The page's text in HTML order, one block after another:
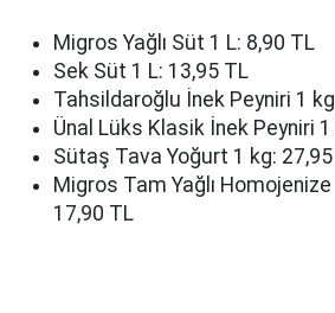
Migros Yağlı Süt 1 L: 8,90 TL
Sek Süt 1 L: 13,95 TL
Tahsildaroğlu İnek Peyniri 1
Ünal Lüks Klasik İnek Peyniri
Sütaş Tava Yoğurt 1 kg:
Migros Tam Yağlı
17,90 TL